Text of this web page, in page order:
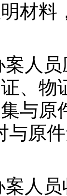
材料
员
、物
与
与原
员